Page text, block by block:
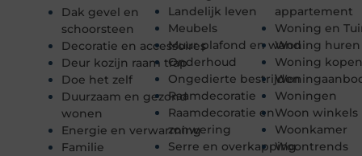
Dak gevel en
schoorsteen
Decoratie en accessoires
Deur kozijn raam trap
Doe het zelf
Duurzaam en gezond
wonen
Energie en verwarming
Familie
Landelijk leven
Meubels
Muur plafond en wand
Onderhoud
Ongedierte bestrijden
Raamdecoratie
Raamdecoratie en
zonwering
Serre en overkapping
appartement
Woning en
Woning huren
Woning
Woningen
Woon winkels
Woonkamer
Woontrends